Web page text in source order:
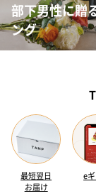
部下男性に贈
ング
最短翌日
お届け
e